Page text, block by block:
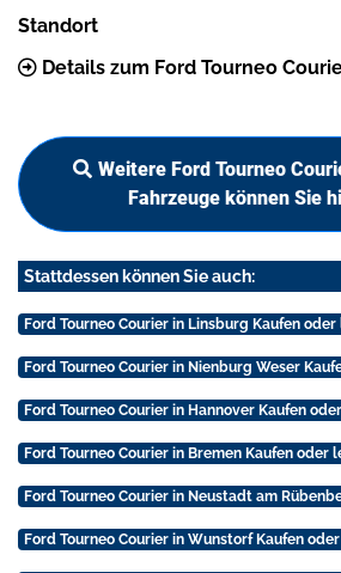
Standort
Details zum Ford Tourneo
Weitere Ford Tourneo
Fahrzeuge können Sie
Stattdessen können Sie auch:
Ford Tourneo Courier in Linsburg Kaufen oder
Ford Tourneo Courier in Nienburg Weser
Ford Tourneo Courier in Hannover Kaufen
Ford Tourneo Courier in Bremen Kaufen oder
Ford Tourneo Courier in Neustadt am
Ford Tourneo Courier in Wunstorf Kaufen